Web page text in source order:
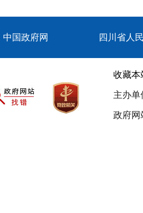
中国政府网 四川省人
收藏本
主办
政府网